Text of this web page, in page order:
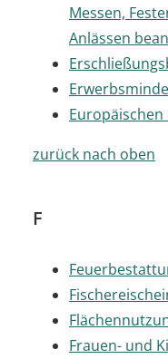
Messen,
Anlässen
zurück nach oben
F
Frauen- und